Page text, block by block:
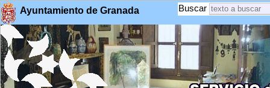
Ayuntamiento de Granada Buscar